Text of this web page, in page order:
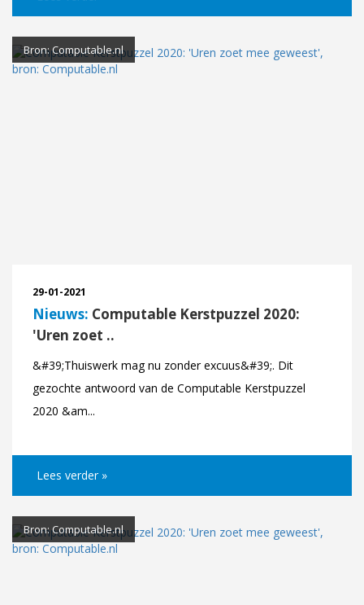
Bron: Computable.nl
29-01-2021
Nieuws: Computable Kerstpuzzel 2020:
'Uren zoet ..
&#39;Thuiswerk mag nu zonder excuus&#39;. Dit
gezochte antwoord van de Computable Kerstpuzzel
2020 &am...
Lees verder »
Bron: Computable.nl